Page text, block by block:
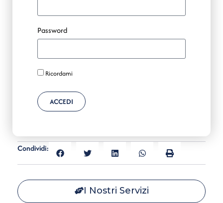
Password
Ricordami
ACCEDI
Condividi:
I Nostri Servizi